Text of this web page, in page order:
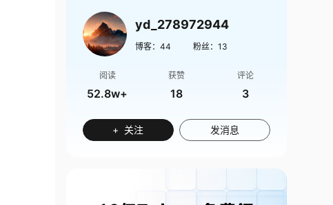
yd_278972944
博客： 44 粉丝： 13
阅读
52.8w+
获赞
18
评论
3
+ 关注 发消息